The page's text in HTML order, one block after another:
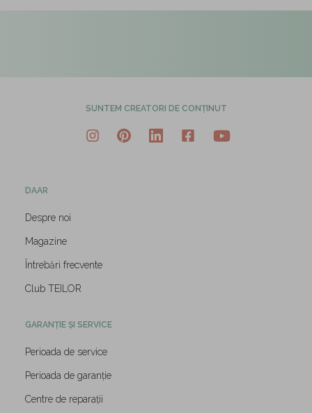
SUNTEM CREATORI DE CONȚINUT
DAAR
Despre noi
Magazine
Întrebări frecvente
Club TEILOR
GARANȚIE ȘI SERVICE
Perioada de service
Perioada de garanție
Centre de reparații